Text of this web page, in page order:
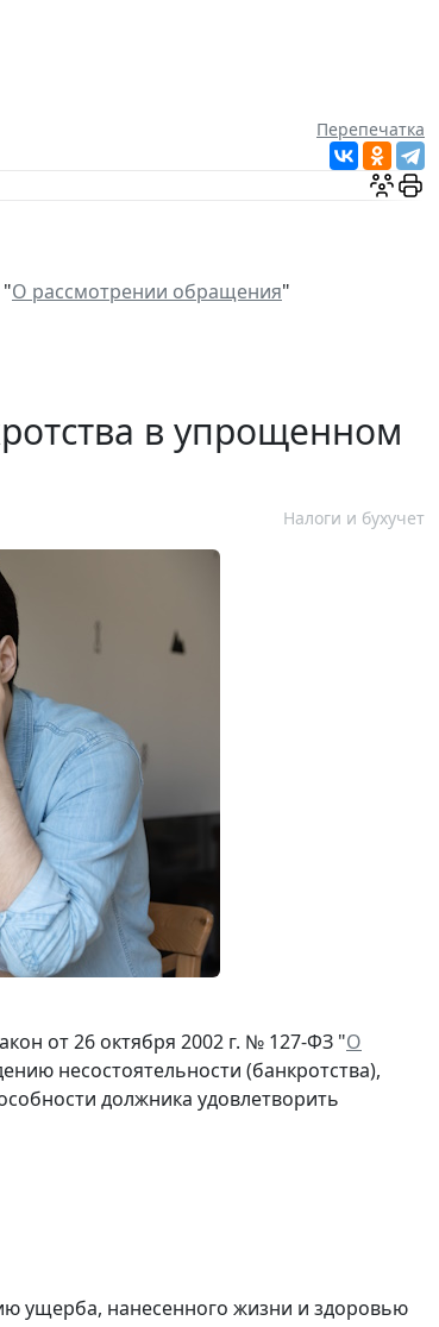
Перепечатка
О рассмотрении обращения"
в упрощенном
Налоги и бухучет
от 26 октября 2002 г. № 127-ФЗ "О
несостоятельности (банкротства),
должника удовлетворить
ущерба, нанесенного жизни и здоровью